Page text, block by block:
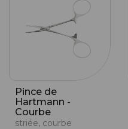
Pince de
Hartmann -
Courbe
striée, courbe